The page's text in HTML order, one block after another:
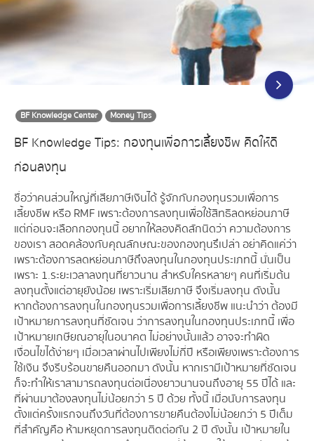
BF Knowledge Center Money Tips
BF Knowledge Tips: กองทุนเพื่อการเลี้ยงชีพ คิดให้ดี
ก่อนลงทุน
ชื่อว่าคนส่วนใหญ่ที่เสียภาษีเงินได้ รู้จักกับกองทุนรวมเพื่อการ
เลี้ยงชีพ หรือ RMF เพราะต้องการลงทุนเพื่อใช้สิทธิลดหย่อนภาษี
แต่ก่อนจะเลือกกองทุนนี้ อยากให้ลองคิดสักนิดว่า ความต้องการ
ของเรา สอดคล้องกับคุณลักษณะของกองทุนรึเปล่า อย่าคิดแค่ว่า
เพราะต้องการลดหย่อนภาษีถึงลงทุนในกองทุนประเภทนี้ นั่นเป็น
เพราะ 1. ระยะเวลาลงทุนที่ยาวนาน สำหรับใครหลายๆ คนที่เริ่มต้น
ลงทุนตั้งแต่อายุยังน้อย เพราะเริ่มเสียภาษี จึงเริ่มลงทุน ดังนั้น
หากต้องการลงทุนในกองทุนรวมเพื่อการเลี้ยงชีพ แนะนำว่า ต้องมี
เป้าหมายการลงทุนที่ชัดเจน ว่าการลงทุนในกองทุนประเภทนี้ เพื่อ
เป้าหมายเกษียณอายุในอนาคต ไม่อย่างนั้นแล้ว อาจจะทำผิด
เงื่อนไขได้ง่ายๆ เมื่อเวลาผ่านไปเพียงไม่กี่ปี หรือเพียงเพราะต้องการ
ใช้เงิน จึงรีบร้อนขายคืนออกมา ดังนั้น หากเรามีเป้าหมายที่ชัดเจน
ก็จะทำให้เราสามารถลงทุนต่อเนื่องยาวนานจนถึงอายุ 55 ปีได้ และ
ที่ผ่านมาต้องลงทุนไม่น้อยกว่า 5 ปี ด้วย ทั้งนี้ เมื่อนับการลงทุน
ตั้งแต่ครั้งแรกจนถึงวันที่ต้องการขายคืนต้องไม่น้อยกว่า 5 ปีเต็ม
ที่สำคัญคือ ห้ามหยุดการลงทุนติดต่อกัน 2 ปี ดังนั้น เป้าหมายใน